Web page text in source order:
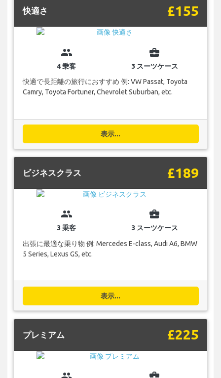
快適さ £155
group
4 乗客
business_center
3 スーツケース
快適で長距離の旅行におすすめ 例: VW Passat, Toyota
Camry, Toyota Fortuner, Chevrolet Suburban, etc.
表示...
ビジネスクラス £189
group
3 乗客
business_center
3 スーツケース
出張に最適な乗り物 例: Mercedes E-class, Audi A6, BMW
5 Series, Lexus GS, etc.
表示...
プレミアム £225